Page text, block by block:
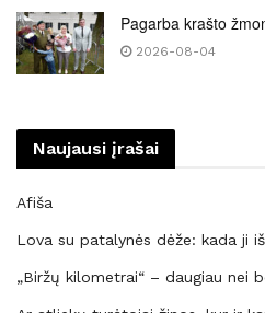
Pagarba krašto
2026-08-04
Naujausi įrašai
Afiša
Lova su patalynės dėže: kada ji
„Biržų kilometrai“ – daugiau nei